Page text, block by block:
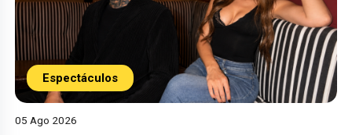
Espectáculos
05 Ago 2026